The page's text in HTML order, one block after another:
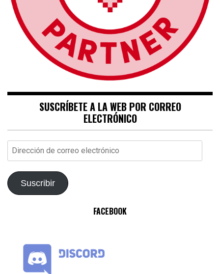
SUSCRÍBETE A LA WEB POR CORREO
ELECTRÓNICO
Dirección
de
electrónico
Suscribir
FACEBOOK